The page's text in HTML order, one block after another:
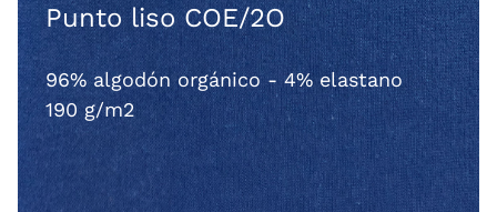
Punto liso COE/2O
96% algodón orgánico - 4% elastano
190 g/m2